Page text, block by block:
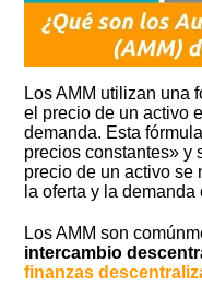
Los AMM utilizan una
el precio de un activo
demanda. Esta
precios constantes» y
precio de un activo se
la oferta y la demanda
Los AMM son
intercambio
finanzas